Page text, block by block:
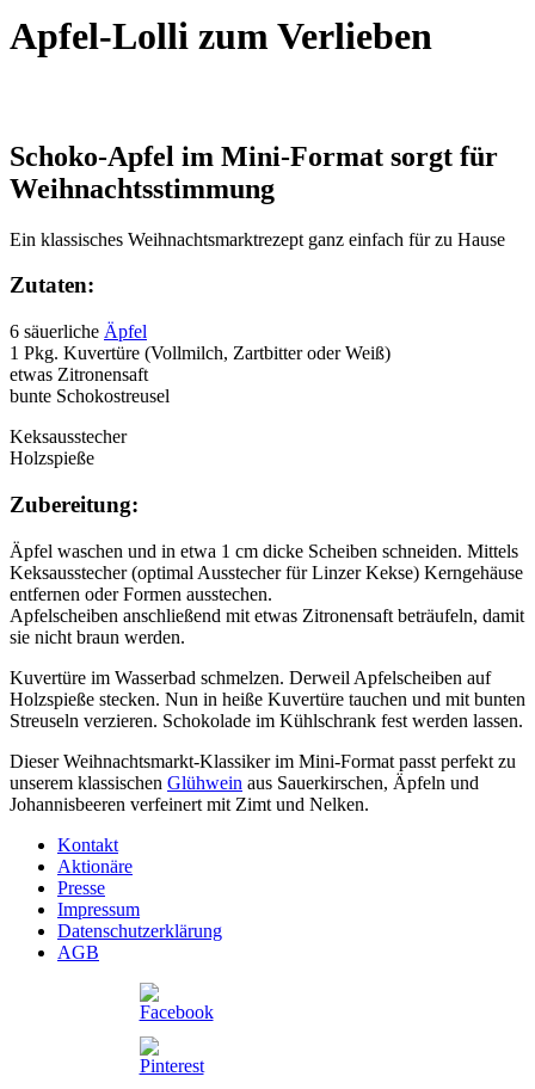
Apfel-Lolli zum Verlieben
Schoko-Apfel im Mini-Format sorgt für
Weihnachtsstimmung
Ein klassisches Weihnachtsmarktrezept ganz einfach für zu Hause
Zutaten:
6 säuerliche Äpfel
1 Pkg. Kuvertüre (Vollmilch, Zartbitter oder Weiß)
etwas Zitronensaft
bunte Schokostreusel
Keksausstecher
Holzspieße
Zubereitung:
Äpfel waschen und in etwa 1 cm dicke Scheiben schneiden. Mittels
Keksausstecher (optimal Ausstecher für Linzer Kekse) Kerngehäuse
entfernen oder Formen ausstechen.
Apfelscheiben anschließend mit etwas Zitronensaft beträufeln, damit
sie nicht braun werden.
Kuvertüre im Wasserbad schmelzen. Derweil Apfelscheiben auf
Holzspieße stecken. Nun in heiße Kuvertüre tauchen und mit bunten
Streuseln verzieren. Schokolade im Kühlschrank fest werden lassen.
Dieser Weihnachtsmarkt-Klassiker im Mini-Format passt perfekt zu
unserem klassischen Glühwein aus Sauerkirschen, Äpfeln und
Johannisbeeren verfeinert mit Zimt und Nelken.
Kontakt
Aktionäre
Presse
Impressum
Datenschutzerklärung
AGB